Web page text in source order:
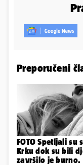
Preporučeni
FOTO Spetljali su
Krku dok su bili
završilo je burno.